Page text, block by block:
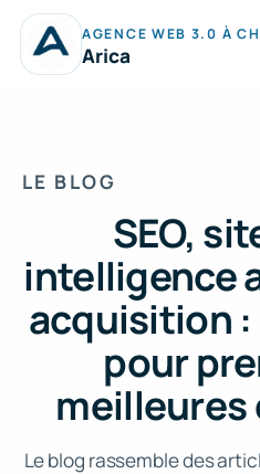
Aller
contenu
AGENCE WEB 3.0 À
Arica
LE BLOG
SEO,
intelligence
acquisition
pour
meilleures
Le blog rassemble des